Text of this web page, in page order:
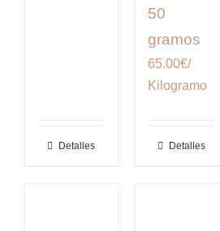
Detalles
50
gramos
65.00€/
Kilogramo
Detalles